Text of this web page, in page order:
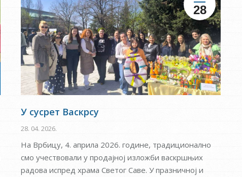
28
У сусрет Васкрсу
28. 04. 2026.
На Врбицу, 4. априла 2026. године, традиционално
смо учествовали у продајној изложби васкршњих
радова испред храма Светог Саве. У празничној и